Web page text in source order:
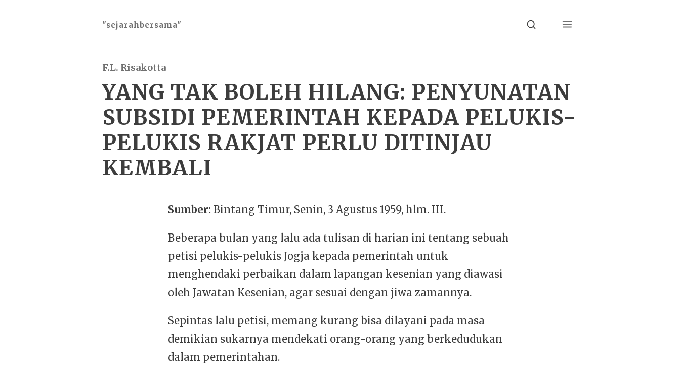
"sejarahbersama" Search Menu
F.L. Risakotta
YANG TAK BOLEH HILANG: PENYUNATAN
SUBSIDI PEMERINTAH KEPADA PELUKIS-
PELUKIS RAKJAT PERLU DITINJAU
KEMBALI
Sumber: Bintang Timur, Senin, 3 Agustus 1959, hlm. III.
Beberapa bulan yang lalu ada tulisan di harian ini tentang sebuah
petisi pelukis-pelukis Jogja kepada pemerintah untuk
menghendaki perbaikan dalam lapangan kesenian yang diawasi
oleh Jawatan Kesenian, agar sesuai dengan jiwa zamannya.
Sepintas lalu petisi, memang kurang bisa dilayani pada masa
demikian sukarnya mendekati orang-orang yang berkedudukan
dalam pemerintahan.